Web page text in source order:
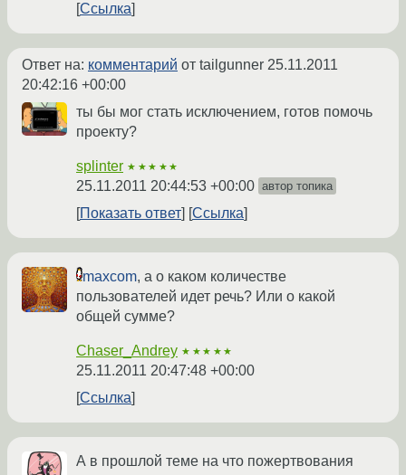
Ссылка
Ответ на: комментарий от tailgunner 25.11.2011
20:42:16 +00:00
ты бы мог стать исключением, готов помочь
проекту?
splinter ★★★★★
25.11.2011 20:44:53 +00:00 автор топика
Показать ответ Ссылка
maxcom, а о каком количестве
пользователей идет речь? Или о какой
общей сумме?
Chaser_Andrey ★★★★★
25.11.2011 20:47:48 +00:00
Ссылка
А в прошлой теме на что пожертвования